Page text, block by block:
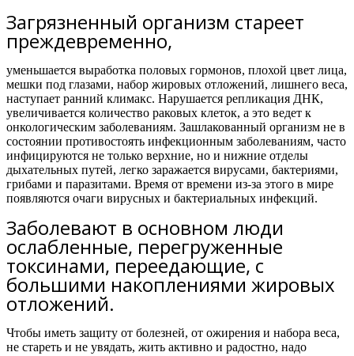
Загрязненный организм стареет
преждевременно,
уменьшается выработка половых гормонов, плохой цвет лица,
мешки под глазами, набор жировых отложений, лишнего веса,
наступает ранний климакс. Нарушается репликация ДНК,
увеличивается количество раковых клеток, а это ведет к
онкологическим заболеваниям. Зашлакованный организм не в
состоянии противостоять инфекционным заболеваниям, часто
инфицируются не только верхние, но и нижние отделы
дыхательных путей, легко заражается вирусами, бактериями,
грибами и паразитами. Время от времени из-за этого в мире
появляются очаги вирусных и бактериальных инфекций.
Заболевают в основном люди
ослабленные, перегруженные
токсинами, переедающие, с
большими накоплениями жировых
отложений.
Чтобы иметь защиту от болезней, от ожирения и набора веса,
не стареть и не увядать, жить активно и радостно, надо